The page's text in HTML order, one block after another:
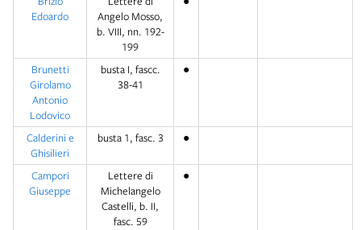
Edoardo
Angelo Mosso,
b. VIII, nn. 192-
199
Brunetti
Girolamo
Antonio
Lodovico
busta I, fascc.
38-41
●
Calderini e
Ghisilieri
busta 1, fasc. 3 ●
Campori
Giuseppe
Lettere di
Michelangelo
Castelli, b. II,
fasc. 59
●